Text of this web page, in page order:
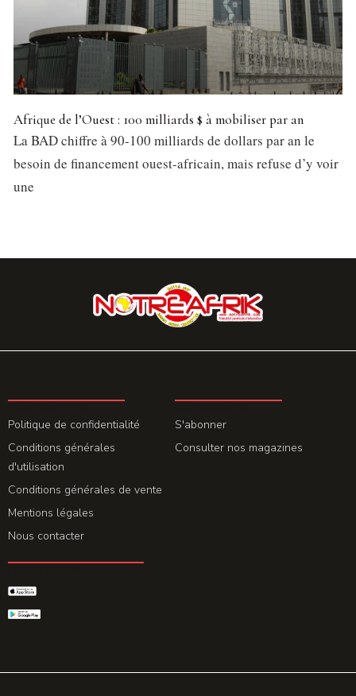
Afrique de l’Ouest : 100 milliards $ à mobiliser par an
La BAD chiffre à 90-100 milliards de dollars par an le
besoin de financement ouest-africain, mais refuse d’y voir
une
Politique de confidentialité
Conditions générales
d'utilisation
Conditions générales de vente
Mentions légales
Nous contacter
S'abonner
Consulter nos magazines